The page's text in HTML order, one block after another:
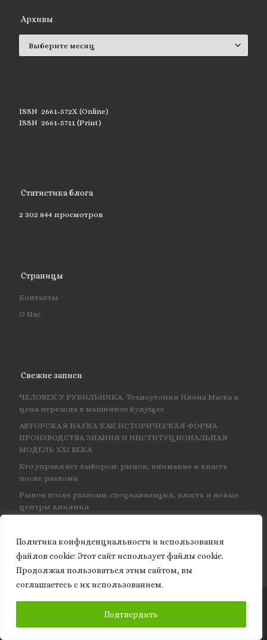
Политика конфиденциальности и использования
файлов сookie: Этот сайт использует файлы cookie.
Продолжая пользоваться этим сайтом, вы
соглашаетесь с их использованием.
Подтвердить
Архивы
ISSN 2661-572X (Online)
ISSN 2661-5711 (Print)
Статистика блога
2 302 844 просмотров
Страницы
Контакты
О Нас
Свежие записи
ЧЕЛОВЕК У РУБИЛЬНИКА. Техноутопия Илона Маска и
цена перехода в машинное будущее
АВТОРСКАЯ НАУКА КАК ИСТОРИЧЕСКАЯ ФОРМА
ПРОИЗВОДСТВА ЗНАНИЯ И ИНСТИТУЦИОНАЛЬНАЯ
МОДЕЛЬ XXI ВЕКА
Кто управляет выбором: рынок, внимание и власть
после разлома
Рынок после разлома: специализация, власть и новые
центры влияния